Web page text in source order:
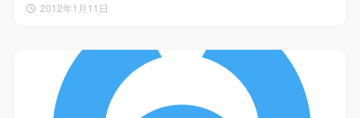
2012年1月11日